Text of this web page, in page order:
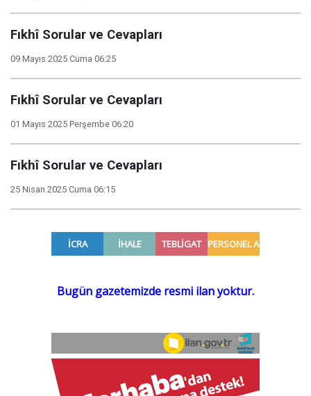
Fıkhî Sorular ve Cevapları
09 Mayıs 2025 Cuma 06:25
Fıkhî Sorular ve Cevapları
01 Mayıs 2025 Perşembe 06:20
Fıkhî Sorular ve Cevapları
25 Nisan 2025 Cuma 06:15